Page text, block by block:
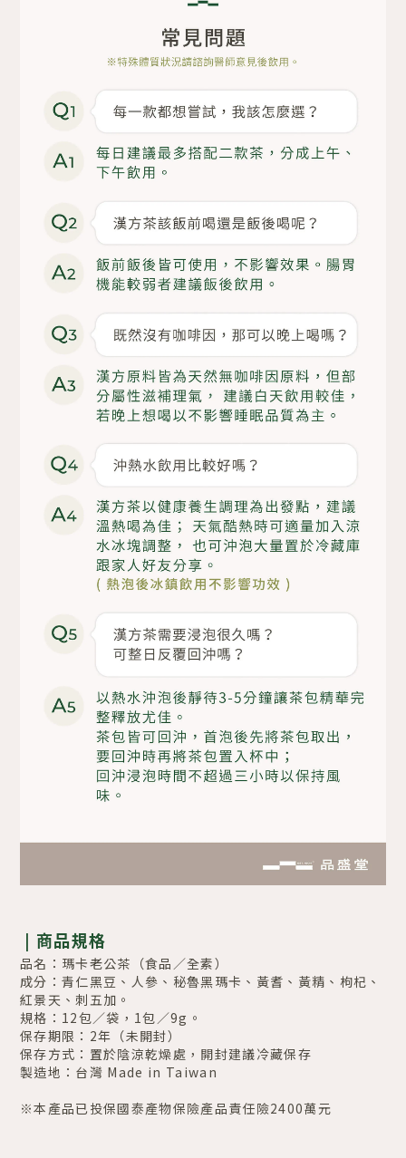
| 商品規格
品名：瑪卡老公茶（食品／全素）
成分：青仁黑豆、人參、秘魯黑瑪卡、黃耆、黃精、枸杞、
紅景天、刺五加。
規格：12包／袋，1包／9g。
保存期限：2年 （未開封）
保存方式：置於陰涼乾燥處，開封建議冷藏保存
製造地：台灣 Made in Taiwan
※本產品已投保國泰產物保險產品責任險2400萬元